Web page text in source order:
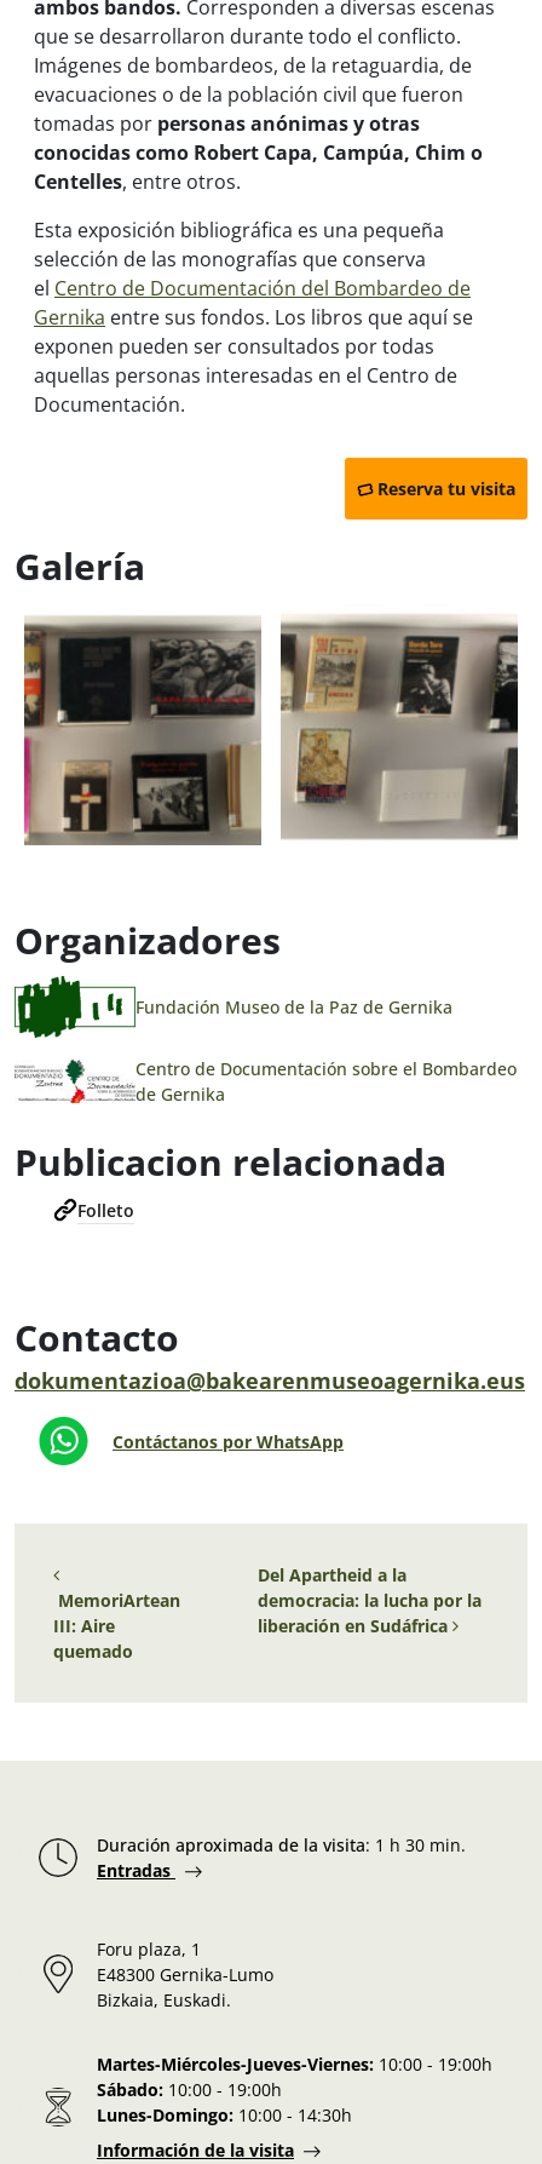
ambos bandos. Corresponden a diversas escenas
que se desarrollaron durante todo el conflicto.
Imágenes de bombardeos, de la retaguardia, de
evacuaciones o de la población civil que fueron
tomadas por personas anónimas y otras
conocidas como Robert Capa, Campúa, Chim o
Centelles, entre otros.
Esta exposición bibliográfica es una pequeña
selección de las monografías que conserva
el Centro de Documentación del Bombardeo de
Gernika entre sus fondos. Los libros que aquí se
exponen pueden ser consultados por todas
aquellas personas interesadas en el Centro de
Documentación.
Reserva tu visita
Galería
Organizadores
Fundación Museo de la Paz de Gernika
Centro de Documentación sobre el Bombardeo
de Gernika
Publicacion relacionada
Folleto
Contacto
dokumentazioa@bakearenmuseoagernika.eus
Contáctanos por WhatsApp
Navegación de entradas
MemoriArtean
III: Aire
quemado
Del Apartheid a la
democracia: la lucha por la
liberación en Sudáfrica
Duración aproximada de la visita: 1 h 30 min.
Entradas
Foru plaza, 1
E48300 Gernika-Lumo
Bizkaia, Euskadi.
Martes-Miércoles-Jueves-Viernes: 10:00 - 19:00h
Sábado: 10:00 - 19:00h
Lunes-Domingo: 10:00 - 14:30h
Información de la visita